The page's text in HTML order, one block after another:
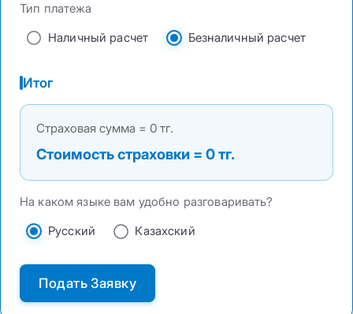
Тип платежа
Наличный расчет
Безналичный расчет
Итог
Страховая сумма = 0 тг.
Стоимость страховки = 0 тг.
На каком языке вам удобно разговаривать?
Русский
Казахский
Подать Заявку